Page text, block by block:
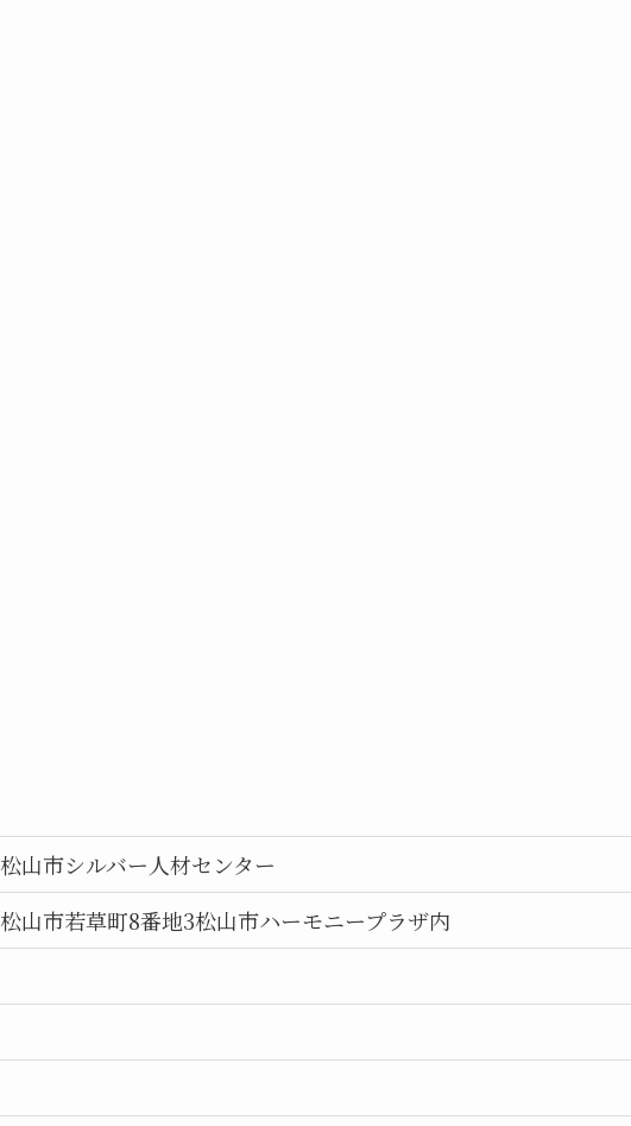
松山市シルバー人材センター
松山市若草町8番地3松山市ハーモニープラザ内